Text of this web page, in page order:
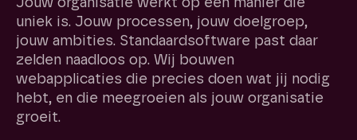
uniek is. Jouw processen, jouw doelgroep,
jouw ambities. Standaardsoftware past daar
zelden naadloos op. Wij bouwen
webapplicaties die precies doen wat jij nodig
hebt, en die meegroeien als jouw organisatie
groeit.